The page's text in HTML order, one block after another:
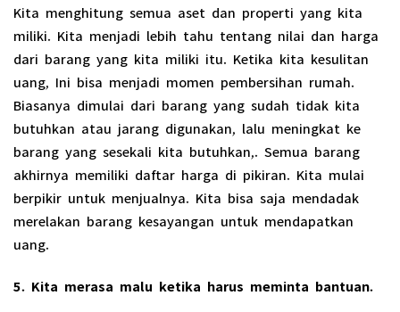
Kita menghitung semua aset dan properti yang kita
miliki. Kita menjadi lebih tahu tentang nilai dan harga
dari barang yang kita miliki itu. Ketika kita kesulitan
uang, Ini bisa menjadi momen pembersihan rumah.
Biasanya dimulai dari barang yang sudah tidak kita
butuhkan atau jarang digunakan, lalu meningkat ke
barang yang sesekali kita butuhkan,. Semua barang
akhirnya memiliki daftar harga di pikiran. Kita mulai
berpikir untuk menjualnya. Kita bisa saja mendadak
merelakan barang kesayangan untuk mendapatkan
uang.
5. Kita merasa malu ketika harus meminta bantuan.